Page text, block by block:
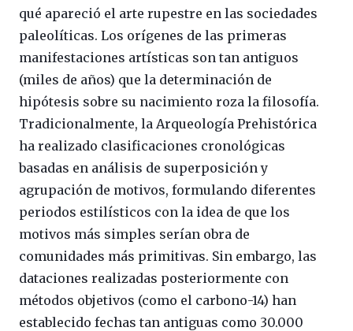
qué apareció el arte rupestre en las sociedades
paleolíticas. Los orígenes de las primeras
manifestaciones artísticas son tan antiguos
(miles de años) que la determinación de
hipótesis sobre su nacimiento roza la filosofía.
Tradicionalmente, la Arqueología Prehistórica
ha realizado clasificaciones cronológicas
basadas en análisis de superposición y
agrupación de motivos, formulando diferentes
periodos estilísticos con la idea de que los
motivos más simples serían obra de
comunidades más primitivas. Sin embargo, las
dataciones realizadas posteriormente con
métodos objetivos (como el carbono-14) han
establecido fechas tan antiguas como 30.000